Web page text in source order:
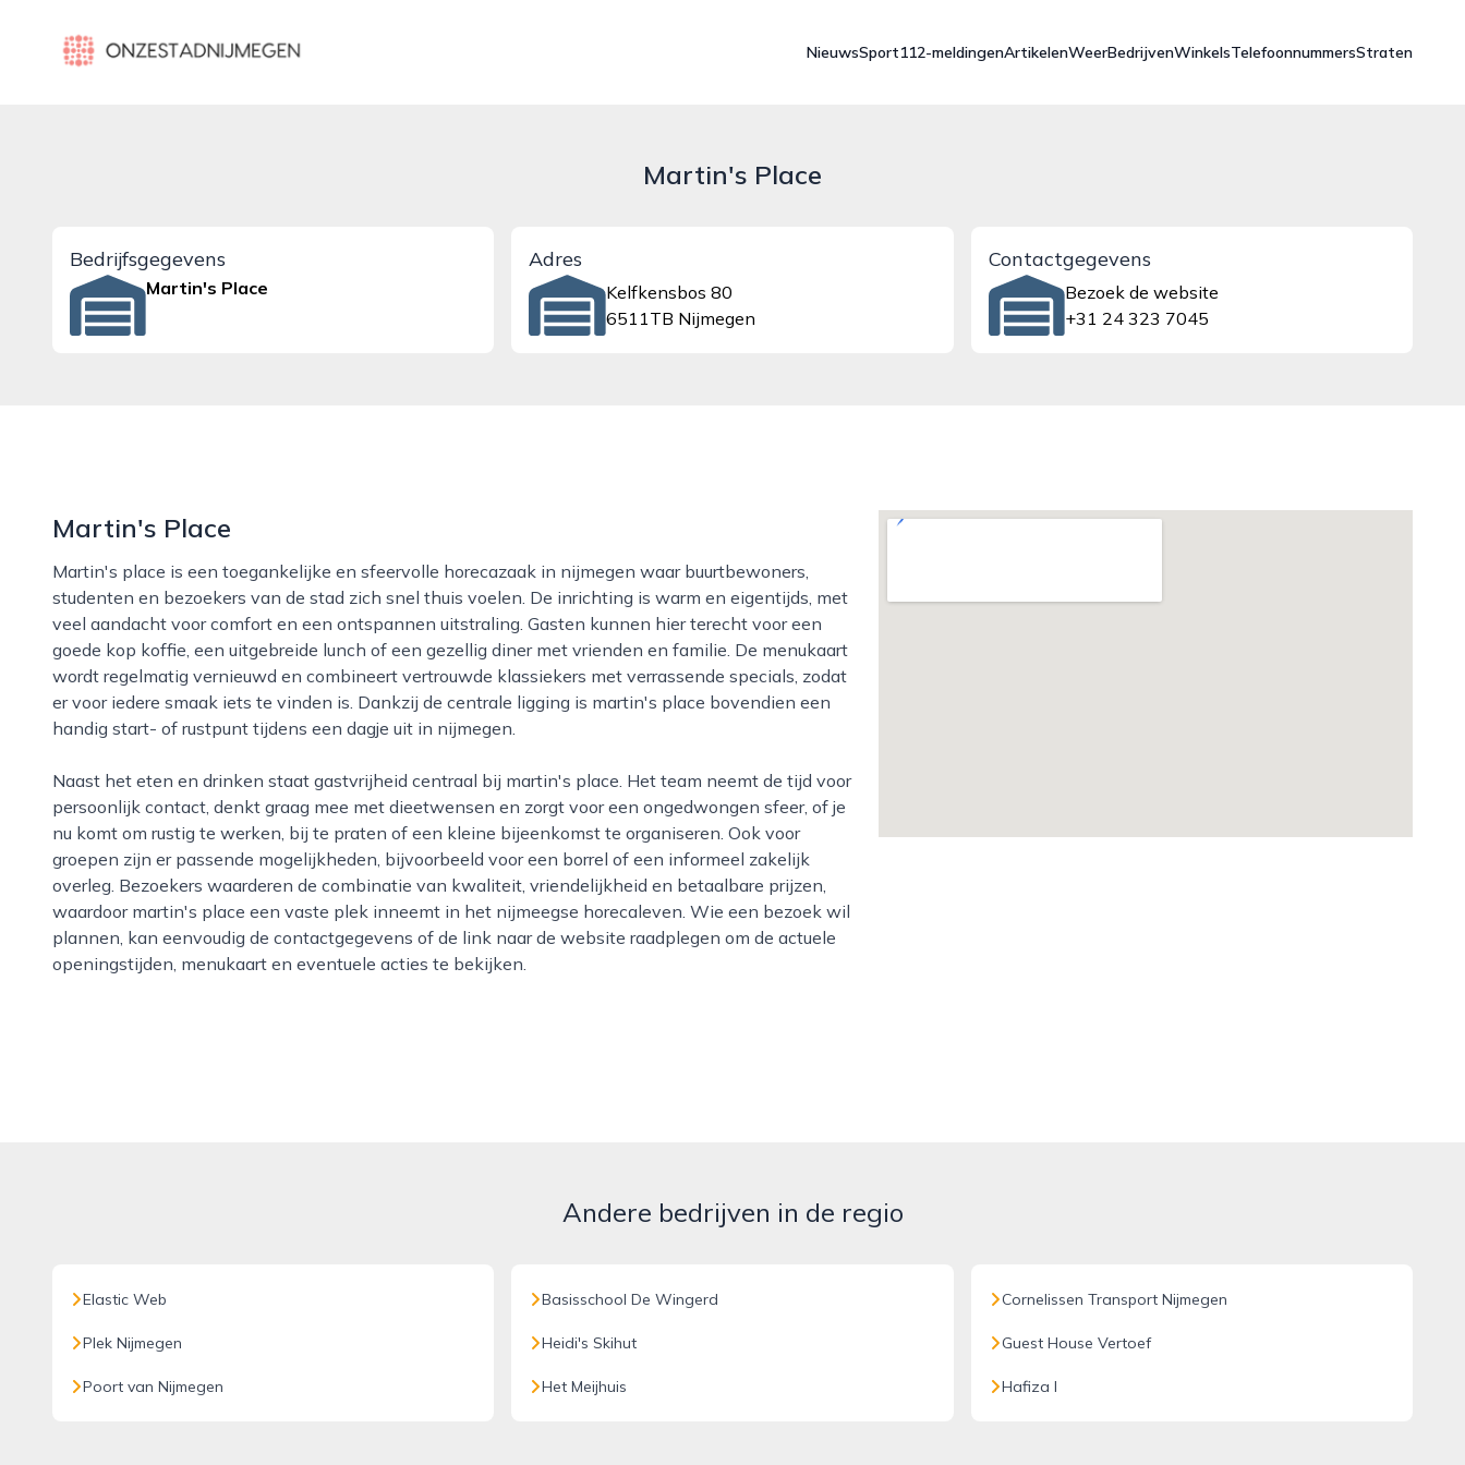
onzestadnijmegen.nl
NieuwsSport112-meldingenArtikelenWeerBedrijvenWinkelsTelefoonnummersStraten
Martin's Place
Bedrijfsgegevens
Martin's Place
Adres
Kelfkensbos 80
6511TB Nijmegen
Contactgegevens
Bezoek de website
+31 24 323 7045
Martin's Place
Martin's place is een toegankelijke en sfeervolle horecazaak in nijmegen waar buurtbewoners,
studenten en bezoekers van de stad zich snel thuis voelen. De inrichting is warm en eigentijds, met
veel aandacht voor comfort en een ontspannen uitstraling. Gasten kunnen hier terecht voor een
goede kop koffie, een uitgebreide lunch of een gezellig diner met vrienden en familie. De menukaart
wordt regelmatig vernieuwd en combineert vertrouwde klassiekers met verrassende specials, zodat
er voor iedere smaak iets te vinden is. Dankzij de centrale ligging is martin's place bovendien een
handig start- of rustpunt tijdens een dagje uit in nijmegen.
Naast het eten en drinken staat gastvrijheid centraal bij martin's place. Het team neemt de tijd voor
persoonlijk contact, denkt graag mee met dieetwensen en zorgt voor een ongedwongen sfeer, of je
nu komt om rustig te werken, bij te praten of een kleine bijeenkomst te organiseren. Ook voor
groepen zijn er passende mogelijkheden, bijvoorbeeld voor een borrel of een informeel zakelijk
overleg. Bezoekers waarderen de combinatie van kwaliteit, vriendelijkheid en betaalbare prijzen,
waardoor martin's place een vaste plek inneemt in het nijmeegse horecaleven. Wie een bezoek wil
plannen, kan eenvoudig de contactgegevens of de link naar de website raadplegen om de actuele
openingstijden, menukaart en eventuele acties te bekijken.
Andere bedrijven in de regio
Elastic Web
Plek Nijmegen
Poort van Nijmegen
Basisschool De Wingerd
Heidi's Skihut
Het Meijhuis
Cornelissen Transport Nijmegen
Guest House Vertoef
Hafiza I